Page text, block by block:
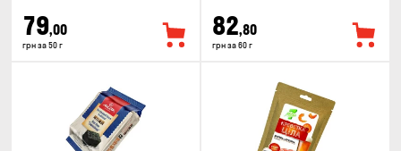
79,00
грн за 50 г
82,80
грн за 60 г